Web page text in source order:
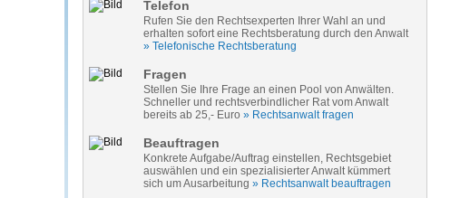
Telefon
Rufen Sie den Rechtsexperten Ihrer Wahl an und
erhalten sofort eine Rechtsberatung durch den Anwalt
» Telefonische Rechtsberatung
Fragen
Stellen Sie Ihre Frage an einen Pool von Anwälten.
Schneller und rechtsverbindlicher Rat vom Anwalt
bereits ab 25,- Euro » Rechtsanwalt fragen
Beauftragen
Konkrete Aufgabe/Auftrag einstellen, Rechtsgebiet
auswählen und ein spezialisierter Anwalt kümmert
sich um Ausarbeitung » Rechtsanwalt beauftragen